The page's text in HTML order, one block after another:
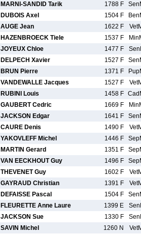
MARNI-SANDID Tarik 1788 F
DUBOIS Axel 1504 F
AUGE Jean 1622 F
HAZENBROECK Tiele 1537 F
JOYEUX Chloe 1477 F
DELPECH Xavier 1527 F
BRUN Pierre 1371 F
VANDEWALLE Jacques 1527 F
RUBINI Louis 1458 F
GAUBERT Cedric 1669 F
JACKSON Edgar 1641 F
CAURE Denis 1490 F
YAKOVLEFF Michel 1446 F
MARTIN Gerard 1351 F
VAN EECKHOUT Guy 1496 F
THEVENET Guy 1602 F
GAYRAUD Christian 1391 F
DEFAISSE Pascal 1504 F
FLEURETTE Anne Laure 1399 E
JACKSON Sue 1330 F
SAVIN Michel 1260 N